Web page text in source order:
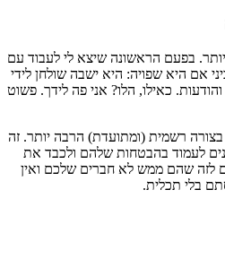
בפעם הראשונה שיצא לי לעבוד עם
אם היא שפויה: היא ישבה שולחן לידי
כאילו, הלו? אני פה לידך. פשוט
רשמית (ומתועדת) הרבה יותר. זה
לעמוד בהבטחות שלהם ולכבד את
לזה שהם ממש לא חברים שלכם ואין
בלי תכלית.